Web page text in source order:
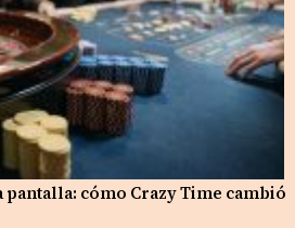
cómo Crazy Time cambió